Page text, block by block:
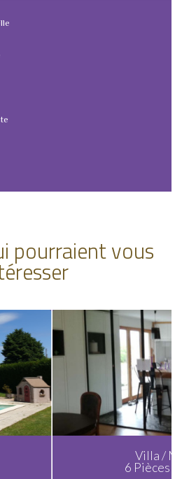
pourraient vous
de 160 m²
sur-Léman